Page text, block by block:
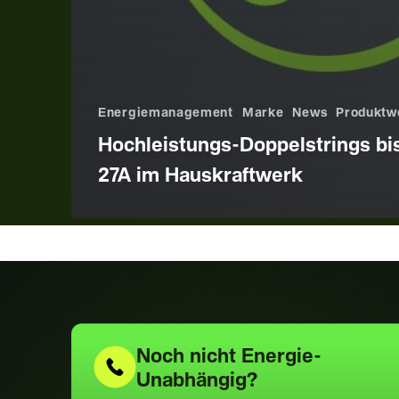
Energiemanagement Marke News
Hochleistungs-Doppelstrings
27A im Hauskraftwerk
Noch nicht Energie-
Unabhängig?